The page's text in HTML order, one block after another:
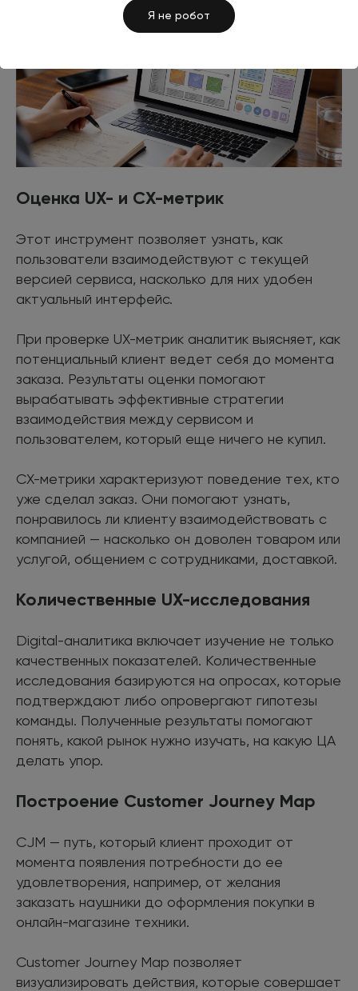
Я не робот
Оценка UX- и CX-метрик
Этот инструмент позволяет узнать, как
пользователи взаимодействуют с текущей
версией сервиса, насколько для них удобен
актуальный интерфейс.
При проверке UX-метрик аналитик выясняет, как
потенциальный клиент ведет себя до момента
заказа. Результаты оценки помогают
вырабатывать эффективные стратегии
взаимодействия между сервисом и
пользователем, который еще ничего не купил.
CX-метрики характеризуют поведение тех, кто
уже сделал заказ. Они помогают узнать,
понравилось ли клиенту взаимодействовать с
компанией — насколько он доволен товаром или
услугой, общением с сотрудниками, доставкой.
Количественные UX-исследования
Digital-аналитика включает изучение не только
качественных показателей. Количественные
исследования базируются на опросах, которые
подтверждают либо опровергают гипотезы
команды. Полученные результаты помогают
понять, какой рынок нужно изучать, на какую ЦА
делать упор.
Построение Customer Journey Map
CJM — путь, который клиент проходит от
момента появления потребности до ее
удовлетворения, например, от желания
заказать наушники до оформления покупки в
онлайн-магазине техники.
Customer Journey Map позволяет
визуализировать действия, которые совершает